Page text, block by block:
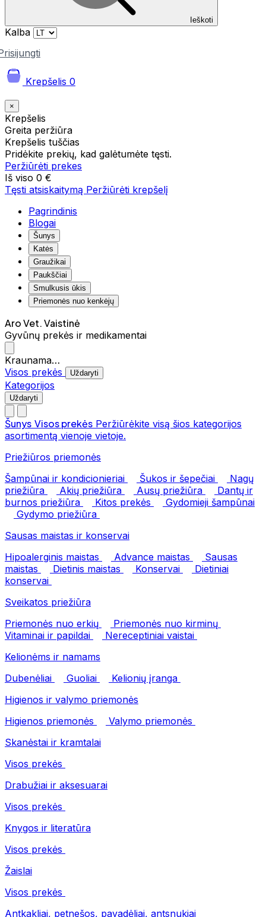
Ieškoti
Kalba
Krepšelis 0
×
Krepšelis
Greita peržiūra
Krepšelis tuščias
Pridėkite prekių, kad galėtumėte tęsti.
Peržiūrėti prekes
Iš viso 0 €
Tęsti atsiskaitymą Peržiūrėti krepšelį
Pagrindinis
Blogai
Šunys
Katės
Graužikai
Paukščiai
Smulkusis ūkis
Priemonės nuo kenkėjų
Aro Vet. Vaistinė
Gyvūnų prekės ir medikamentai
Kraunama…
Visos prekės
Uždaryti
Kategorijos
Uždaryti
Šunys Visos prekės Peržiūrėkite visą šios kategorijos
asortimentą vienoje vietoje.
Priežiūros priemonės
Šampūnai ir kondicionieriai
Šukos ir šepečiai
Nagų
priežiūra
Akių priežiūra Ausų priežiūra
Dantų ir
burnos priežiūra
Kitos prekės
Gydomieji šampūnai
Gydymo priežiūra
Sausas maistas ir konservai
Hipoalerginis maistas
Advance maistas
Sausas
maistas
Dietinis maistas Konservai
Dietiniai
konservai
Sveikatos priežiūra
Priemonės nuo erkių
Priemonės nuo kirminų
Vitaminai ir papildai
Nereceptiniai vaistai
Kelionėms ir namams
Dubenėliai
Guoliai
Kelionių įranga
Higienos ir valymo priemonės
Higienos priemonės
Valymo priemonės
Skanėstai ir kramtalai
Visos prekės
Drabužiai ir aksesuarai
Visos prekės
Knygos ir literatūra
Visos prekės
Žaislai
Visos prekės
Antkakliai, petnešos, pavadėliai, antsnukiai